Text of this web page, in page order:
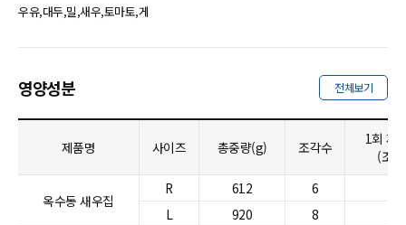
우유,대두,밀,새우,토마토,게
영양성분 전체보기
제품명 사이즈 총중량(g) 조각수
1회 제
(조
옥수동 새우집
R 612 6
L
920 8